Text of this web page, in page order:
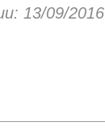
13/09/2016